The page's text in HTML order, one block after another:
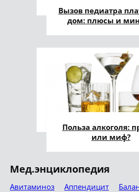
Вызов педиатра
дом: плюсы и
Польза алкоголя:
или миф?
Мед.энциклопедия
Авитаминоз Аппендицит